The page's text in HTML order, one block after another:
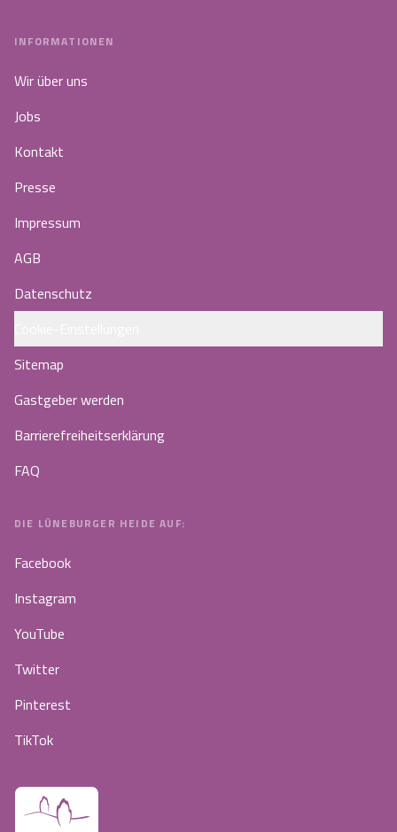
INFORMATIONEN
Wir über uns
Jobs
Kontakt
Presse
Impressum
AGB
Datenschutz
Sitemap
Gastgeber werden
Barrierefreiheitserklärung
FAQ
DIE LÜNEBURGER HEIDE AUF:
Facebook
Instagram
YouTube
Twitter
Pinterest
TikTok